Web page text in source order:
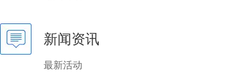
新闻资讯
最新活动